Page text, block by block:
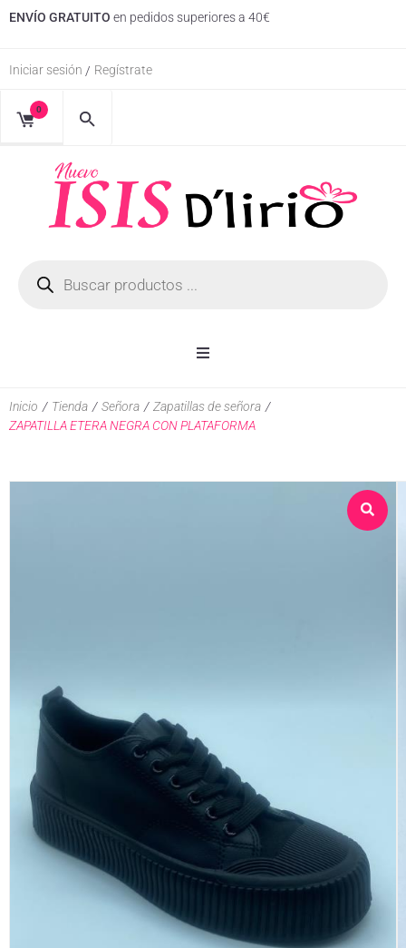
ENVÍO GRATUITO en pedidos superiores a 40€
Iniciar sesión / Regístrate
0
Inicio
Inicio / Tienda / Señora / Zapatillas de señora /
ZAPATILLA ETERA NEGRA CON PLATAFORMA